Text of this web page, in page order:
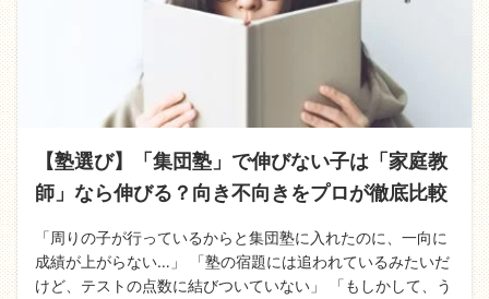
【塾選び】「集団塾」で伸びない子は「家庭教
師」なら伸びる？向き不向きをプロが徹底比較
「周りの子が行っているからと集団塾に入れたのに、一向に
成績が上がらない…」 「塾の宿題には追われているみたいだ
けど、テストの点数に結びついていない」 「もしかして、う